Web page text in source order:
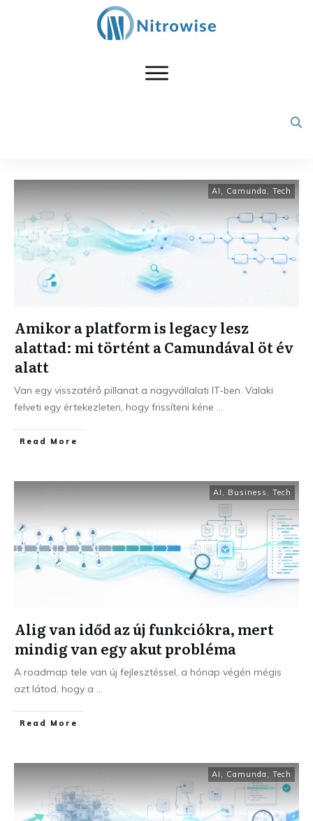
AI Camunda Tech
Amikor a platform is legacy lesz
alattad: mi történt a Camundával öt év
alatt
Van egy visszatérő pillanat a nagyvállalati IT-ben. Valaki
felveti egy értekezleten, hogy frissíteni kéne ...
Read More
AI Business Tech
Alig van időd az új funkciókra, mert
mindig van egy akut probléma
A roadmap tele van új fejlesztéssel, a hónap végén mégis
azt látod, hogy a ...
Read More
AI Camunda Tech